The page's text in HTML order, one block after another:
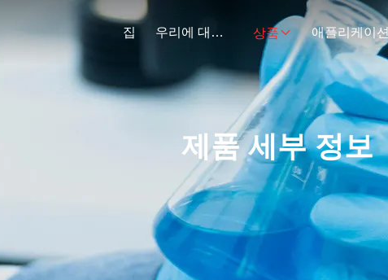
집 우리에 대하여 상품 애플리케이션
제품 세부 정보